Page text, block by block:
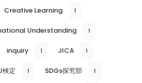
Creative Learning 1
Understanding 1
inquiry 1 JICA 1
検定 1 SDGs探究部 1